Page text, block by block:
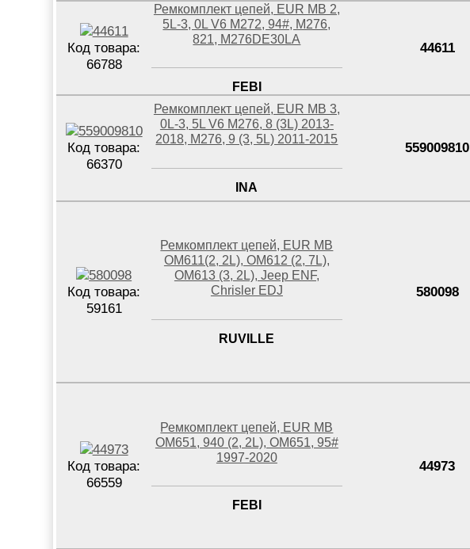
Код товара:
66788
Ремкомплект цепей, EUR MB 2,
5L-3, 0L V6 M272, 94#, M276,
821, M276DE30LA
FEBI
44611
Код товара:
66370
Ремкомплект цепей, EUR MB 3,
0L-3, 5L V6 M276, 8 (3L) 2013-
2018, M276, 9 (3, 5L) 2011-2015
INA
559009810
Код товара:
59161
Ремкомплект цепей, EUR MB
OM611(2, 2L), OM612 (2, 7L),
OM613 (3, 2L), Jeep ENF,
Chrisler EDJ
RUVILLE
580098
Код товара:
66559
Ремкомплект цепей, EUR MB
OM651, 940 (2, 2L), OM651, 95#
1997-2020
FEBI
44973